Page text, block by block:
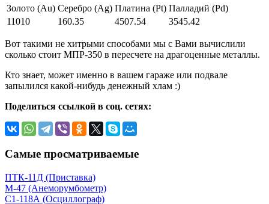
Золото (Au) Серебро (Ag) Платина (Pt) Палладий (Pd)
11010
160.35 4507.54 3545.42
Вот такими не хитрыми способами мы с Вами вычислили
сколько стоит МПР-350 в пересчете на драгоценные металлы.
Кто знает, может именно в вашем гараже или подвале
запылился какой-нибудь денежный хлам :)
Поделиться ссылкой в соц. сетях:
Самые просматриваемые
ПТК-11Д (Приставка)
М-47 (Анеморумбометр)
С1-118А (Осциллограф)